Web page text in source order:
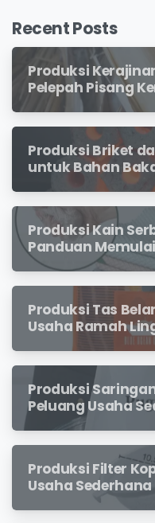
Recent Posts
Produksi
Pelepah Pisang
Kreatif Bernilai Jual
Produksi Briket
untuk Bahan
Produksi Kain
Panduan
Menjanjikan
Produksi Tas
Usaha Ramah
Produksi
Peluang Usaha
Permintaan yang
Produksi Filter
Usaha
Diminati Pecinta